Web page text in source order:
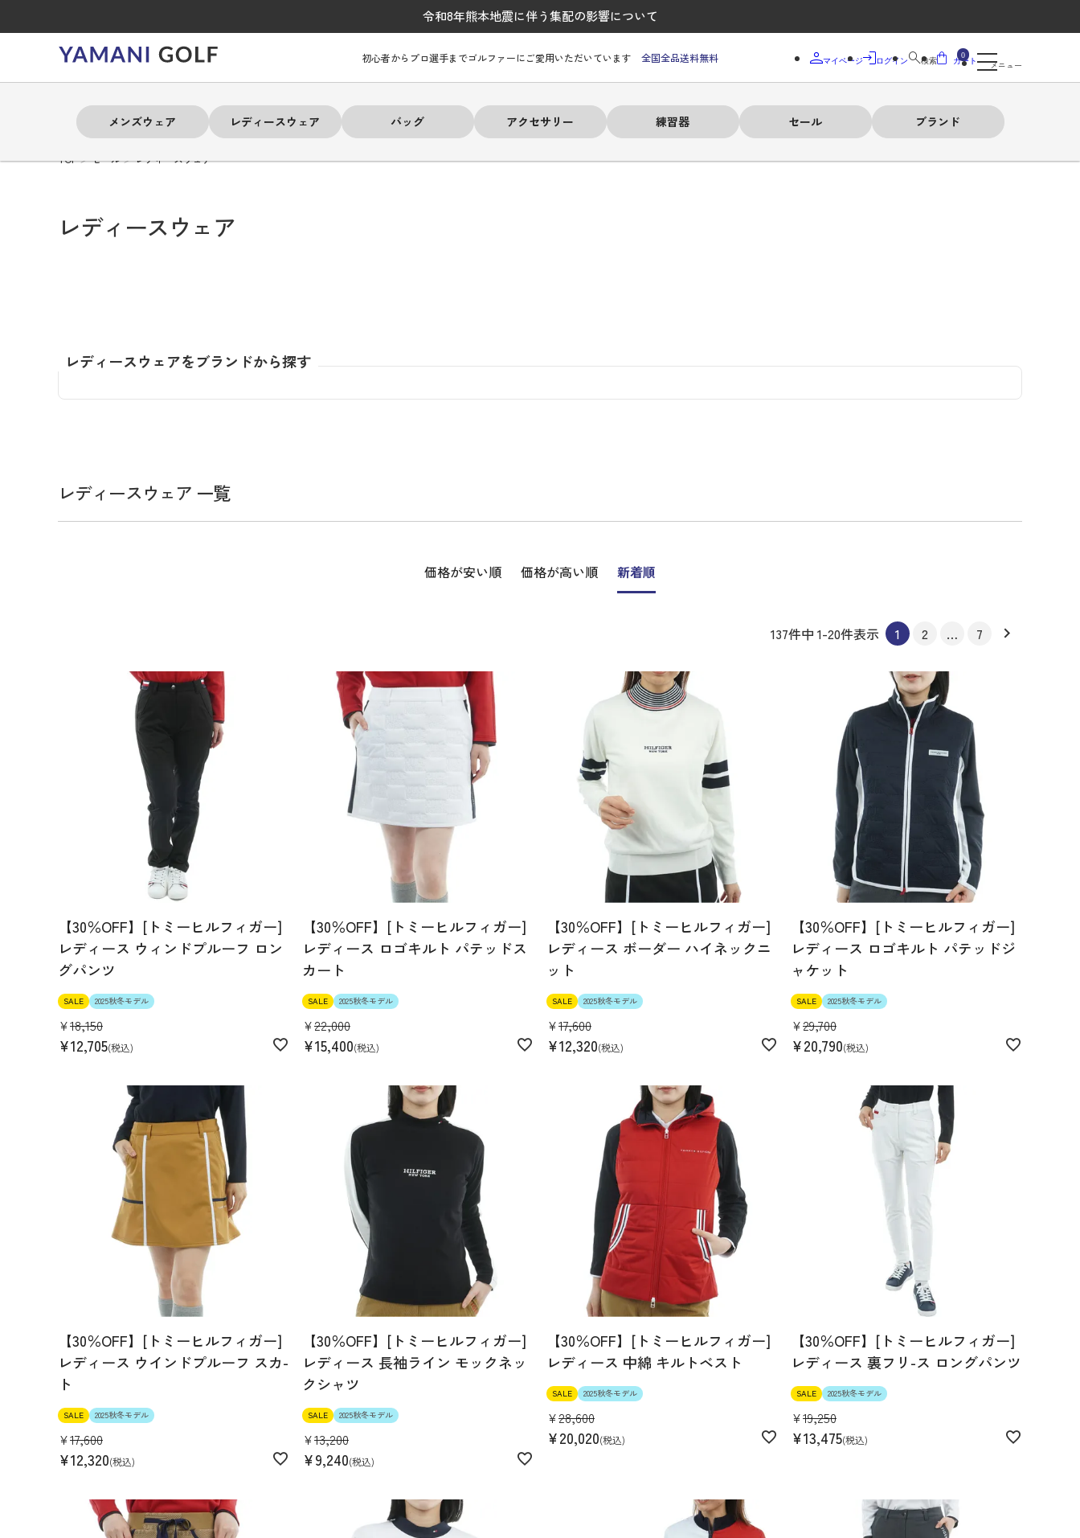
令和8年熊本地震に伴う集配の影響について
初心者からプロ選手までゴルファーにご愛用いただいています 全国全品送料無料 マイページ ログイン 検索
0
カート メニュー
メンズウェア レディースウェア バッグ アクセサリー 練習器 セール ブランド
コーディネイト
ベスト
アウター ボトムス
ロングパンツ
コーディネイト
ベスト
アウター ボトムス
ロングパンツ
コーディネイト
キャディバッグ・スタンド
キャディバッグ・キャスター付き
ボストンバッグ
コーディネイト
マーカー
グローブ サングラス
ティー
シューズ
コーディネイト
練習器
全ての練習器 パッティング スイング
コーディネイト
コーディネイト
MARSQUEST
MASTER BUNNY EDITION
new balance
QUICK MASTER
TOP セール レディースウェア
レディースウェア
レディースウェアをブランドから探す
レディースウェア 一覧
価格が安い順 価格が高い順 新着順
137件中 1-20件表示 1 2 … 7
【30％OFF】[トミーヒルフィガー]
レディース ウィンドプルーフ ロン
グパンツ
SALE 2025秋冬モデル
¥18,150
¥12,705 税込
【30％OFF】[トミーヒルフィガー]
レディース ロゴキルト パテッドス
カート
SALE 2025秋冬モデル
¥22,000
¥15,400 税込
【30％OFF】[トミーヒルフィガー]
レディース ボーダー ハイネックニ
ット
SALE 2025秋冬モデル
¥17,600
¥12,320 税込
【30％OFF】[トミーヒルフィガー]
レディース ロゴキルト パテッドジ
ャケット
SALE 2025秋冬モデル
¥29,700
¥20,790 税込
【30％OFF】[トミーヒルフィガー]
レディース ウインドプルーフ スカ-
ト
SALE 2025秋冬モデル
¥17,600
¥12,320 税込
【30％OFF】[トミーヒルフィガー]
レディース 長袖ライン モックネッ
クシャツ
SALE 2025秋冬モデル
¥13,200
¥9,240 税込
【30％OFF】[トミーヒルフィガー]
レディース 中綿 キルトベスト
SALE 2025秋冬モデル
¥28,600
¥20,020 税込
【30％OFF】[トミーヒルフィガー]
レディース 裏フリ-ス ロングパンツ
SALE 2025秋冬モデル
¥19,250
¥13,475 税込